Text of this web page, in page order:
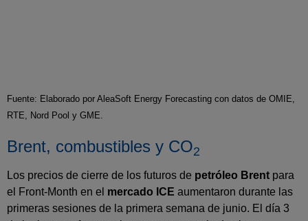
Fuente: Elaborado por AleaSoft Energy Forecasting con datos de OMIE,
RTE, Nord Pool y GME.
Brent, combustibles y CO2
Los precios de cierre de los futuros de petróleo Brent para
el Front‑Month en el mercado ICE aumentaron durante las
primeras sesiones de la primera semana de junio. El día 3